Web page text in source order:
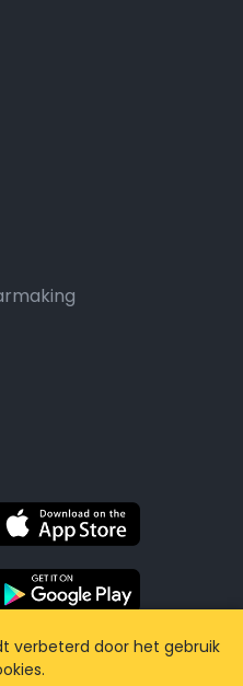
Alle rechten
CodiCo.io
verbeterd door het gebruik